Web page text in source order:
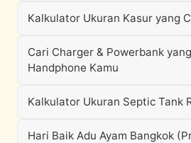
Kalkulator Ukuran Kasur yang
Cari Charger & Powerbank
Handphone Kamu
Kalkulator Ukuran Septic Tank
Hari Baik Adu Ayam Bangkok